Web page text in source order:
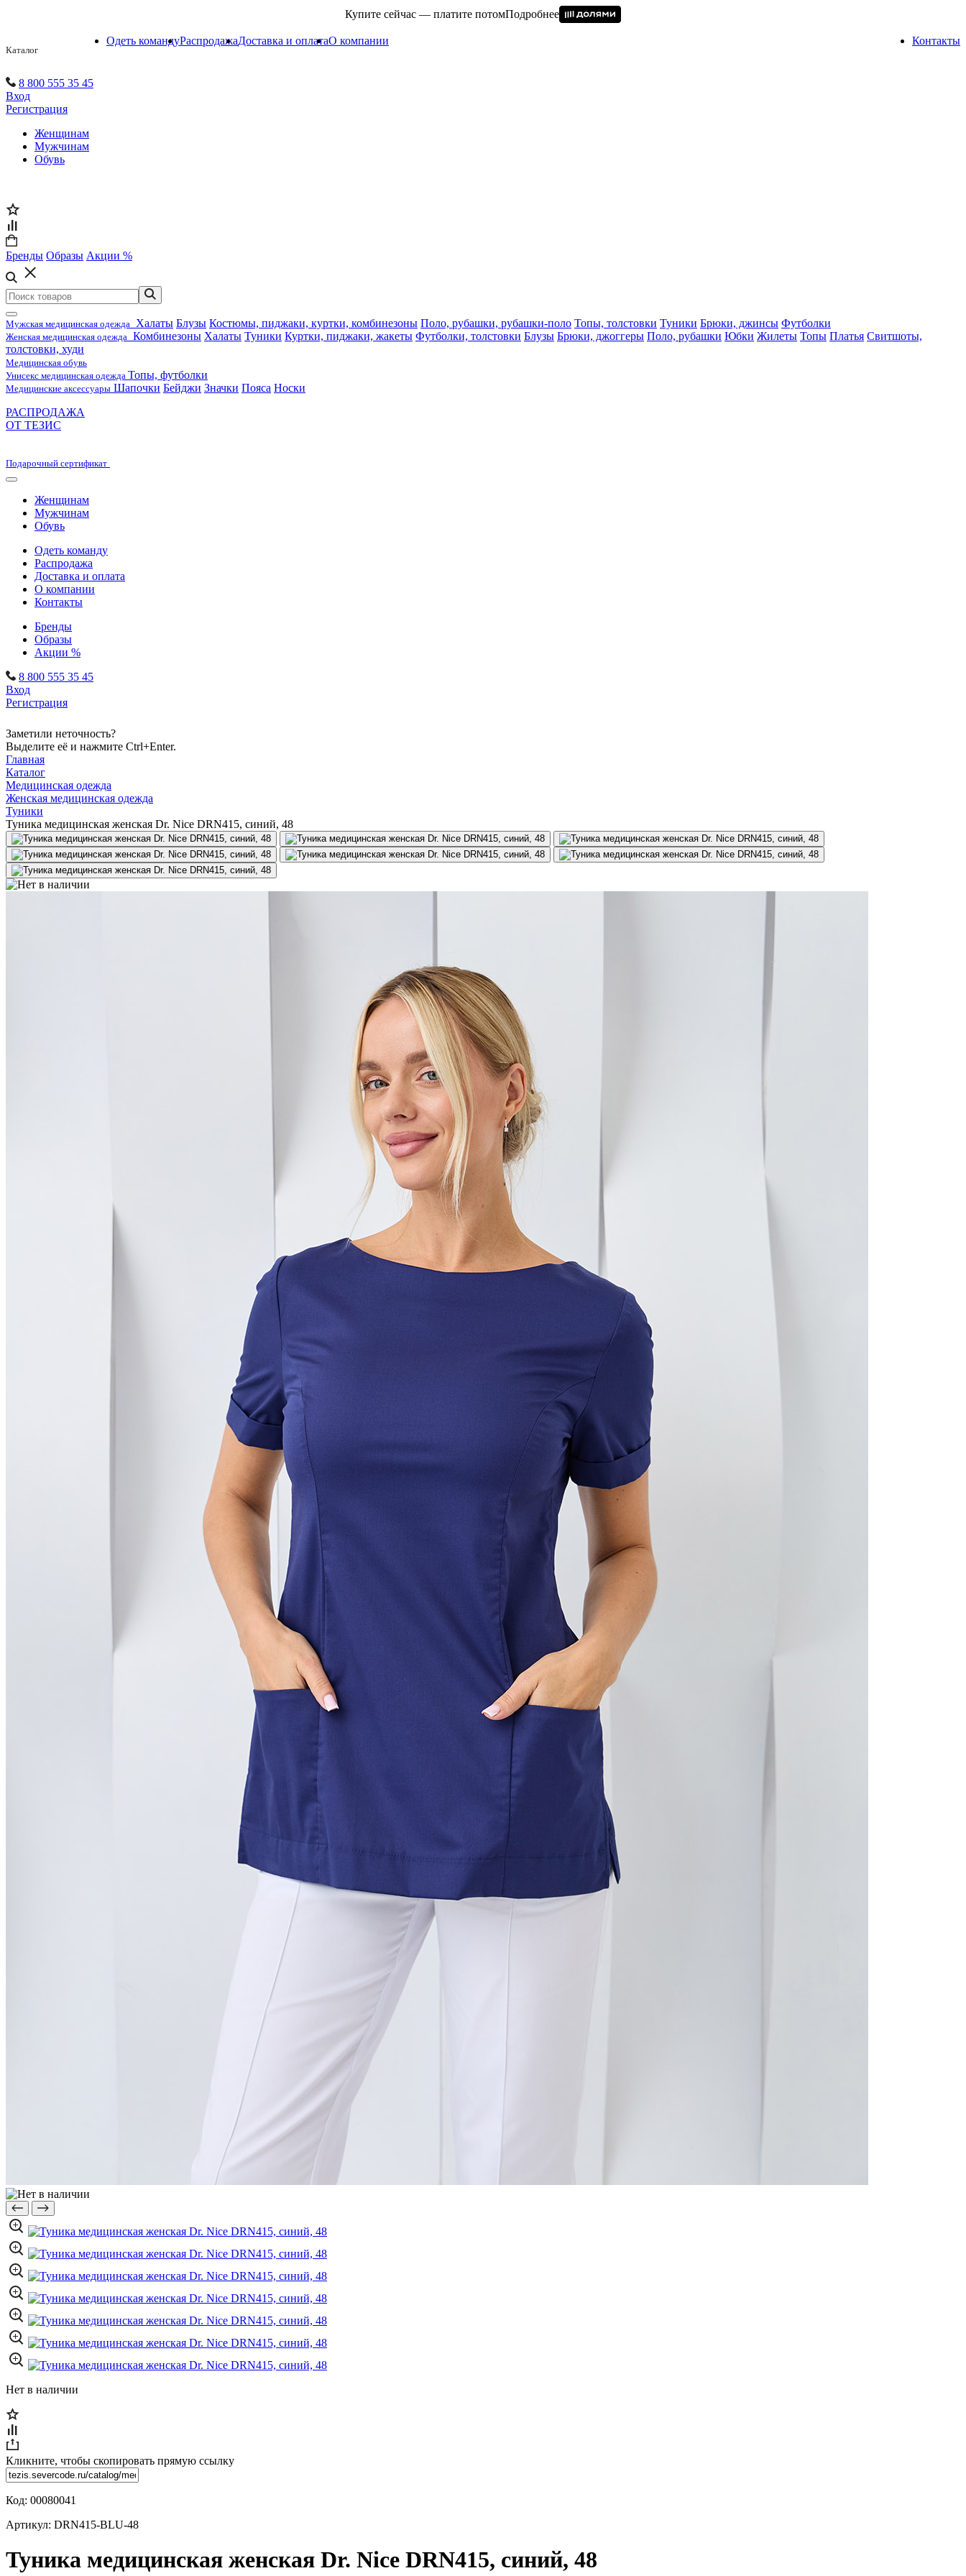
Купите сейчас — платите потомПодробнее
Каталог
Одеть командуРаспродажаДоставка и оплатаО компании Контакты
8 800 555 35 45
Вход
Регистрация
Женщинам
Мужчинам
Обувь
Бренды Образы Акции %
Мужская медицинская одежда Халаты Блузы Костюмы, пиджаки, куртки, комбинезоны Поло, рубашки, рубашки-поло Топы, толстовки Туники Брюки, джинсы Футболки
Женская медицинская одежда Комбинезоны Халаты Туники Куртки, пиджаки, жакеты Футболки, толстовки Блузы Брюки, джоггеры Поло, рубашки Юбки Жилеты Топы Платья Свитшоты,
толстовки, худи
Медицинская обувь
Унисекс медицинская одежда Топы, футболки
Медицинские аксессуары Шапочки Бейджи Значки Пояса Носки
РАСПРОДАЖА
ОТ ТЕЗИС
Подарочный сертификат
Женщинам
Мужчинам
Обувь
Одеть команду
Распродажа
Доставка и оплата
О компании
Контакты
Бренды
Образы
Акции %
8 800 555 35 45
Вход
Регистрация
Заметили неточность?
Выделите её и нажмите Ctrl+Enter.
Главная
Каталог
Медицинская одежда
Женская медицинская одежда
Туники
Туника медицинская женская Dr. Nice DRN415, синий, 48
Нет в наличии
Кликните, чтобы скопировать прямую ссылку
Код: 00080041
Артикул: DRN415-BLU-48
Туника медицинская женская Dr. Nice DRN415, синий, 48